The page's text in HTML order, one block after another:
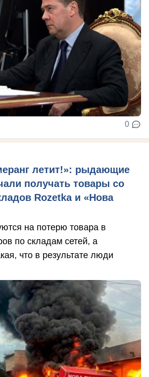
0
летит!»: рыдающие
получать товары со
Rozetka и «Нова
на потерю товара в
по складам сетей, а
что в результате люди